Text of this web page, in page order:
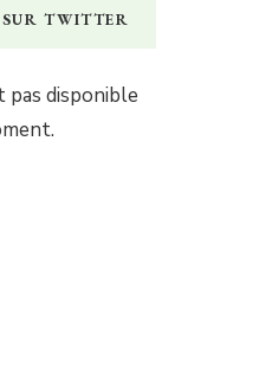
TWITTER
pas disponible